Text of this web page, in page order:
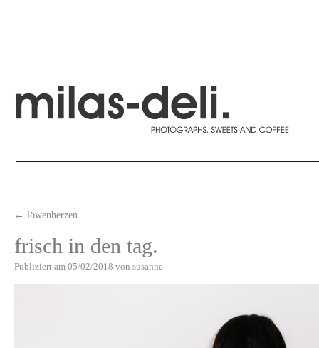
← löwenherzen.
frisch in den tag.
Publiziert am 05/02/2018 von susanne